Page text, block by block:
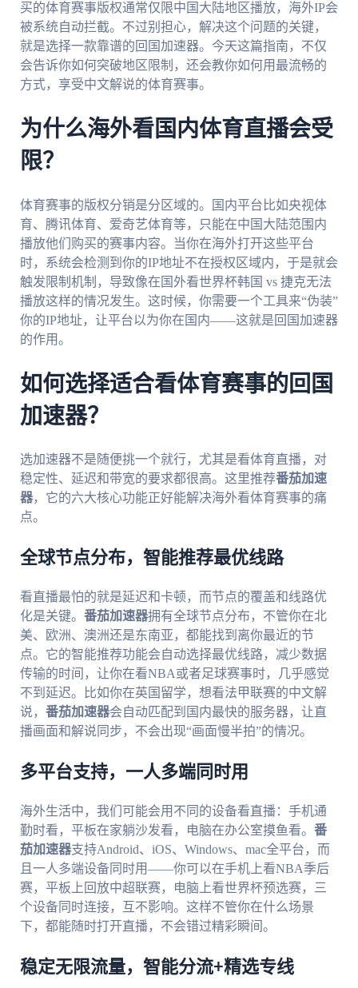
买的体育赛事版权通常仅限中国大陆地区播放，海外IP会
被系统自动拦截。不过别担心，解决这个问题的关键，
就是选择一款靠谱的回国加速器。今天这篇指南，不仅
会告诉你如何突破地区限制，还会教你如何用最流畅的
方式，享受中文解说的体育赛事。
为什么海外看国内体育直播会受
限？
体育赛事的版权分销是分区域的。国内平台比如央视体
育、腾讯体育、爱奇艺体育等，只能在中国大陆范围内
播放他们购买的赛事内容。当你在海外打开这些平台
时，系统会检测到你的IP地址不在授权区域内，于是就会
触发限制机制，导致像在国外看世界杯韩国 vs 捷克无法
播放这样的情况发生。这时候，你需要一个工具来“伪装”
你的IP地址，让平台以为你在国内——这就是回国加速器
的作用。
如何选择适合看体育赛事的回国
加速器？
选加速器不是随便挑一个就行，尤其是看体育直播，对
稳定性、延迟和带宽的要求都很高。这里推荐番茄加速
器，它的六大核心功能正好能解决海外看体育赛事的痛
点。
全球节点分布，智能推荐最优线路
看直播最怕的就是延迟和卡顿，而节点的覆盖和线路优
化是关键。 番茄加速器拥有全球节点分布，不管你在北
美、欧洲、澳洲还是东南亚，都能找到离你最近的节
点。它的智能推荐功能会自动选择最优线路，减少数据
传输的时间，让你在看NBA或者足球赛事时，几乎感觉
不到延迟。比如你在英国留学，想看法甲联赛的中文解
说， 番茄加速器会自动匹配到国内最快的服务器，让直
播画面和解说同步，不会出现“画面慢半拍”的情况。
多平台支持，一人多端同时用
海外生活中，我们可能会用不同的设备看直播：手机通
勤时看，平板在家躺沙发看，电脑在办公室摸鱼看。 番
茄加速器支持Android、iOS、Windows、mac全平台，而
且一人多端设备同时用——你可以在手机上看NBA季后
赛，平板上回放中超联赛，电脑上看世界杯预选赛，三
个设备同时连接，互不影响。这样不管你在什么场景
下，都能随时打开直播，不会错过精彩瞬间。
稳定无限流量，智能分流+精选专线